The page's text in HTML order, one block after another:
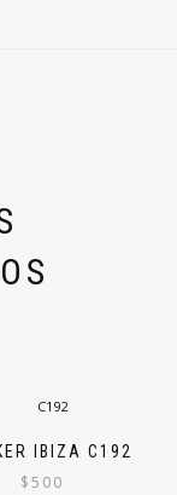
IBIZA C192
$500